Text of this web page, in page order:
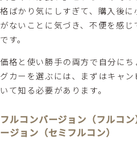
格ばかり気にしすぎて、購入後
がないことに気づき、不便を感
です。
価格と使い勝手の両方で自分に
グカーを選ぶには、まずはキャ
いて知る必要があります。
フルコンバージョン（フルコ
ージョン（セミフルコン）